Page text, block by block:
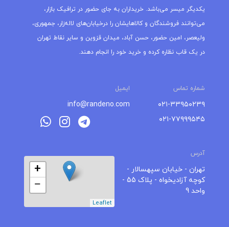
یکدیگر میسر می‌باشد. خریداران به جای حضور در ترافیک بازار،
می‌توانند فروشندگان و کالاهایشان را درخیابان‌های لاله‌زار، جمهوری،
ولیعصر، امین حضور، حسن آباد، میدان قزوین و سایر نقاط تهران
در یک قاب نظاره کرده و خرید خود را انجام دهند.
شماره تماس ایمیل
۰۲۱-۳۳۹۵۰۲۳۹
۰۲۱-۷۷۹۹۹۵۴۵
info@randeno.com
آدرس
تهران - خیابان سپهسالار -
کوچه آزادیخواه - پلاک 55 -
واحد 9
+
−
Leaflet